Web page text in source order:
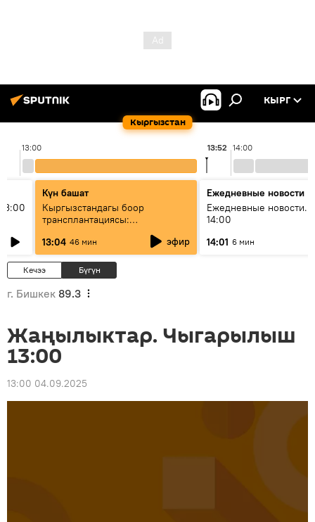
Кыргызстан
КЫРГ
13:00 14:00
13:52
Күн башат
Кыргызстандагы боор
трансплантациясы:
жетишкендиктер жана өнүгүү
келечеги
13:04 46 мин эфир
Ежедневные новости
Ежедневные новости.
14:00
14:01 6 мин
Кечээ Бүгүн
г. Бишкек 89.3
Жаңылыктар. Чыгарылыш
13:00
13:00 04.09.2025